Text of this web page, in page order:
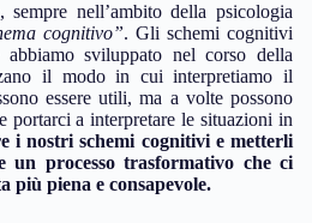
nell’ambito della psicologia
cognitivo”. Gli schemi cognitivi
sviluppato nel corso della
il modo in cui interpretiamo il
essere utili, ma a volte possono
portarci a interpretare le situazioni in
i nostri schemi cognitivi e metterli
un processo trasformativo che ci
più piena e consapevole.